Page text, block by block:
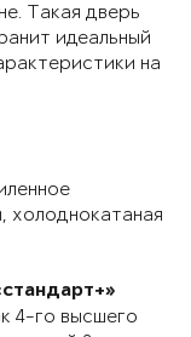
Такая дверь
идеальный
на
холоднокатаная
4-го высшего